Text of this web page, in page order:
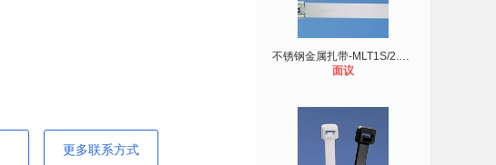
更多联系方式
不锈钢金属扎带-MLT1S/2.7S/4S/6S/8S
面议